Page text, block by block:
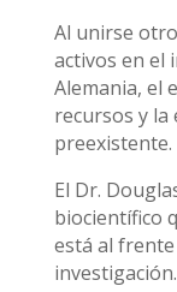
Al unirse
activos en el
Alemania, el
recursos y
preexistente.
El Dr.
biocientífico
está al